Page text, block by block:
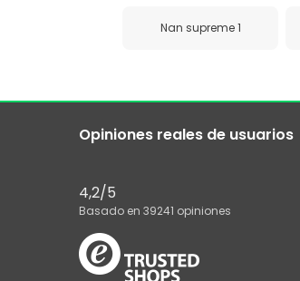
Nan supreme 1
Opiniones reales de usuarios
4,2/5
Basado en 39241 opiniones